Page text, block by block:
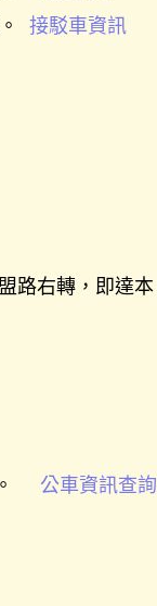
接駁車資訊
路右轉，即達本
。 公車資訊查詢